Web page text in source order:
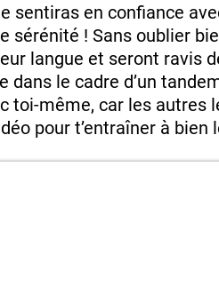
sentiras en confiance
sérénité ! Sans oublier
langue et seront ravis
dans le cadre d’un
toi-même, car les autres
pour t’entraîner à bien